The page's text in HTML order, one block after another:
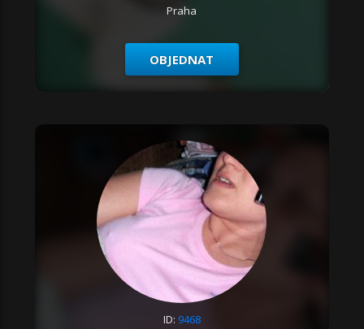
Praha
OBJEDNAT
ID: 9468